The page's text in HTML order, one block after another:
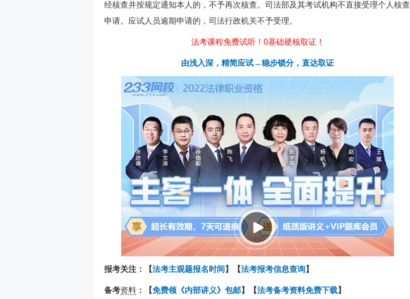
经核查并按规定通知本人的，不予再次核查。司法部及其考试机构不直接受理个人核查
申请。应试人员逾期申请的，司法行政机关不予受理。
法考课程免费试听！0基础硬核取证！
由浅入深，精简应试→稳步锁分，直达取证
报考关注：【法考主观题报名时间 】【法考报考信息查询】
备考资料 ：【免费领《内部讲义》包邮】【法考备考资料免费下载】